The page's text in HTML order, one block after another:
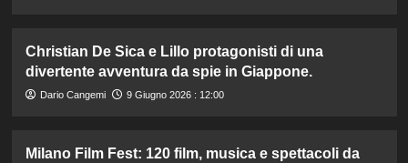
Christian De Sica e Lillo protagonisti di una
divertente avventura da spie in Giappone.
Dario Cangemi 9 Giugno 2026 : 12:00
Milano Film Fest: 120 film, musica e spettacoli da